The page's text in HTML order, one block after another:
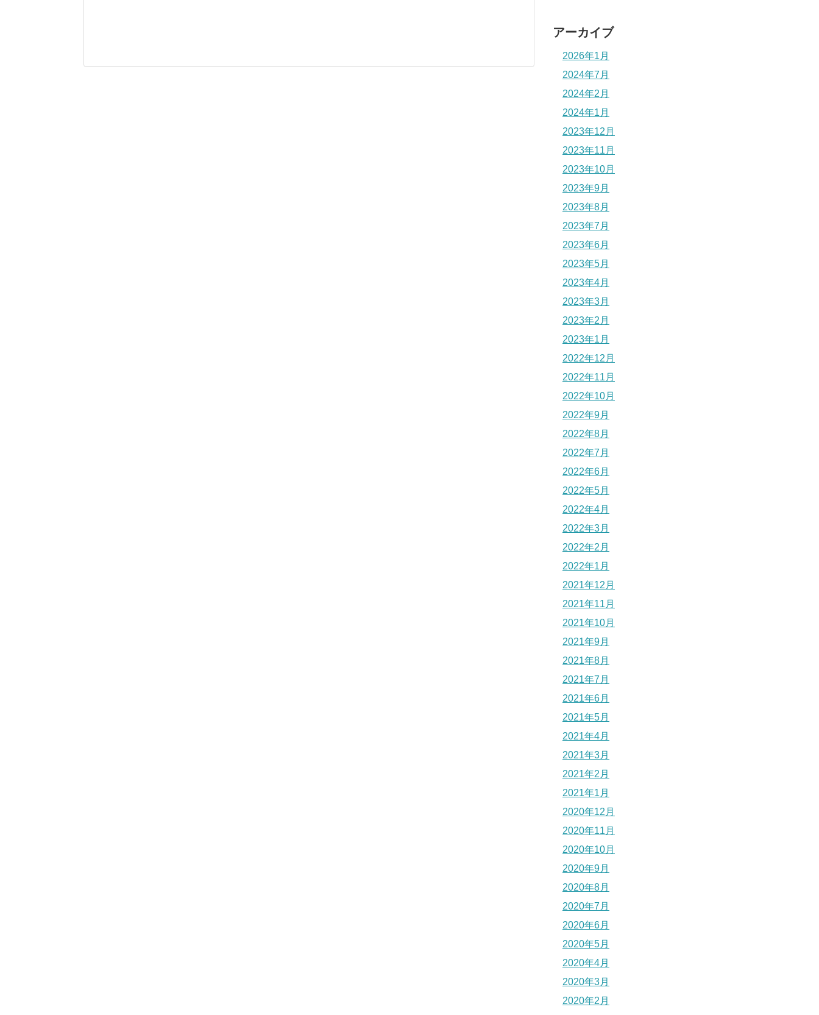
アーカイブ
2026年1月
2024年7月
2024年2月
2024年1月
2023年12月
2023年11月
2023年10月
2023年9月
2023年8月
2023年7月
2023年6月
2023年5月
2023年4月
2023年3月
2023年2月
2023年1月
2022年12月
2022年11月
2022年10月
2022年9月
2022年8月
2022年7月
2022年6月
2022年5月
2022年4月
2022年3月
2022年2月
2022年1月
2021年12月
2021年11月
2021年10月
2021年9月
2021年8月
2021年7月
2021年6月
2021年5月
2021年4月
2021年3月
2021年2月
2021年1月
2020年12月
2020年11月
2020年10月
2020年9月
2020年8月
2020年7月
2020年6月
2020年5月
2020年4月
2020年3月
2020年2月